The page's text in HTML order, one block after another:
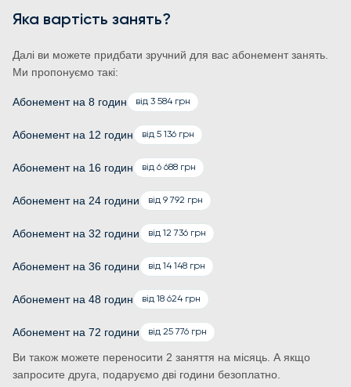
Яка вартість занять?
Далі ви можете придбати зручний для вас абонемент занять.
Ми пропонуємо такі:
Абонемент на 8 годин від 3 584 грн
Абонемент на 12 годин від 5 136 грн
Абонемент на 16 годин від 6 688 грн
Абонемент на 24 години від 9 792 грн
Абонемент на 32 години від 12 736 грн
Абонемент на 36 години від 14 148 грн
Абонемент на 48 годин від 18 624 грн
Абонемент на 72 години від 25 776 грн
Ви також можете переносити 2 заняття на місяць. А якщо
запросите друга, подаруємо дві години безоплатно.